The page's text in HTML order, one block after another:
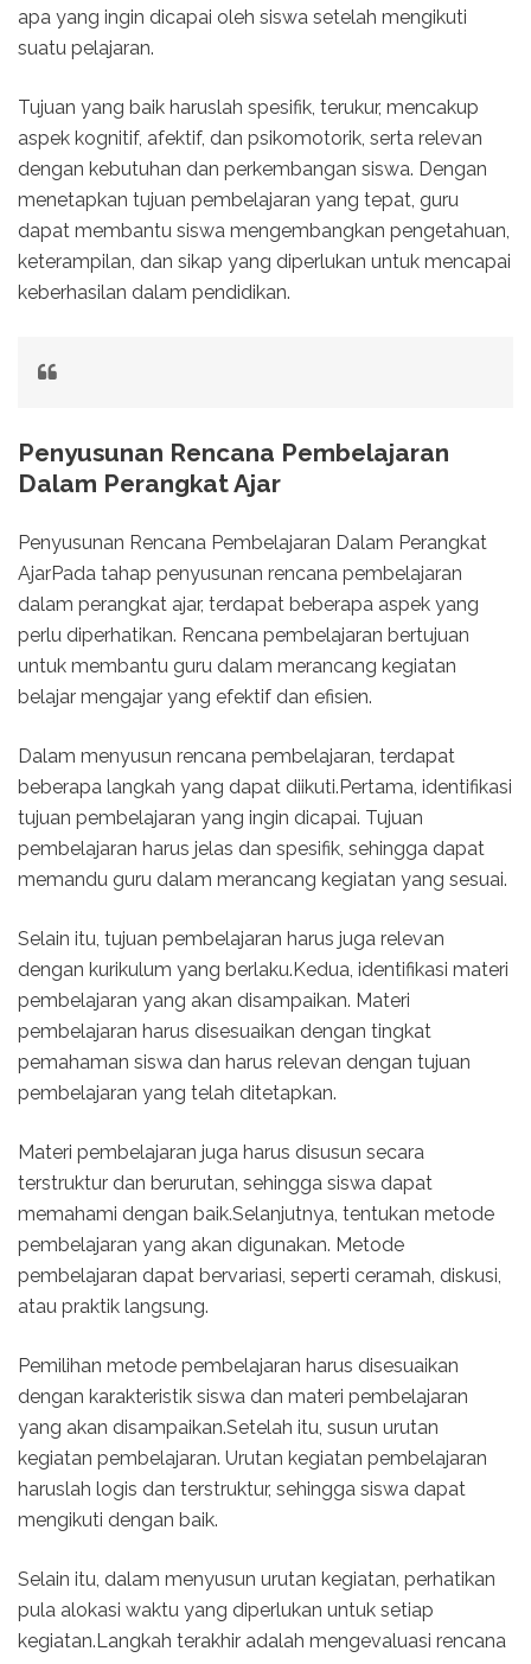
apa yang ingin dicapai oleh siswa setelah mengikuti
suatu pelajaran.
Tujuan yang baik haruslah spesifik, terukur, mencakup
aspek kognitif, afektif, dan psikomotorik, serta relevan
dengan kebutuhan dan perkembangan siswa. Dengan
menetapkan tujuan pembelajaran yang tepat, guru
dapat membantu siswa mengembangkan pengetahuan,
keterampilan, dan sikap yang diperlukan untuk mencapai
keberhasilan dalam pendidikan.
Penyusunan Rencana Pembelajaran
Dalam Perangkat Ajar
Penyusunan Rencana Pembelajaran Dalam Perangkat
AjarPada tahap penyusunan rencana pembelajaran
dalam perangkat ajar, terdapat beberapa aspek yang
perlu diperhatikan. Rencana pembelajaran bertujuan
untuk membantu guru dalam merancang kegiatan
belajar mengajar yang efektif dan efisien.
Dalam menyusun rencana pembelajaran, terdapat
beberapa langkah yang dapat diikuti.Pertama, identifikasi
tujuan pembelajaran yang ingin dicapai. Tujuan
pembelajaran harus jelas dan spesifik, sehingga dapat
memandu guru dalam merancang kegiatan yang sesuai.
Selain itu, tujuan pembelajaran harus juga relevan
dengan kurikulum yang berlaku.Kedua, identifikasi materi
pembelajaran yang akan disampaikan. Materi
pembelajaran harus disesuaikan dengan tingkat
pemahaman siswa dan harus relevan dengan tujuan
pembelajaran yang telah ditetapkan.
Materi pembelajaran juga harus disusun secara
terstruktur dan berurutan, sehingga siswa dapat
memahami dengan baik.Selanjutnya, tentukan metode
pembelajaran yang akan digunakan. Metode
pembelajaran dapat bervariasi, seperti ceramah, diskusi,
atau praktik langsung.
Pemilihan metode pembelajaran harus disesuaikan
dengan karakteristik siswa dan materi pembelajaran
yang akan disampaikan.Setelah itu, susun urutan
kegiatan pembelajaran. Urutan kegiatan pembelajaran
haruslah logis dan terstruktur, sehingga siswa dapat
mengikuti dengan baik.
Selain itu, dalam menyusun urutan kegiatan, perhatikan
pula alokasi waktu yang diperlukan untuk setiap
kegiatan.Langkah terakhir adalah mengevaluasi rencana